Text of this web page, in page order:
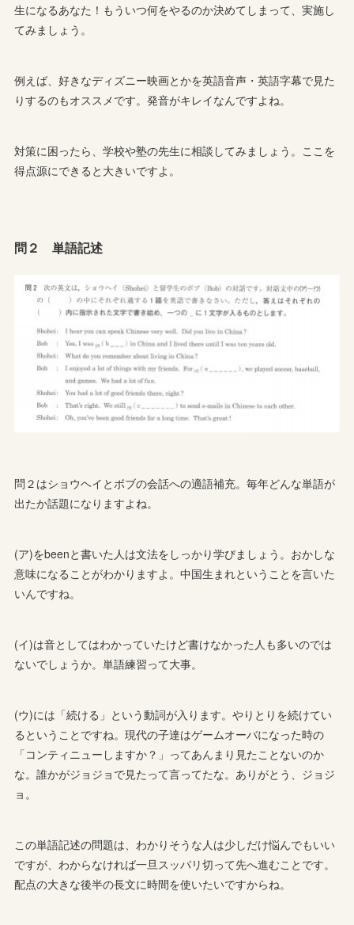
生になるあなた！もういつ何をやるのか決めてしまって、実施し
てみましょう。
例えば、好きなディズニー映画とかを英語音声・英語字幕で見た
りするのもオススメです。発音がキレイなんですよね。
対策に困ったら、学校や塾の先生に相談してみましょう。ここを
得点源にできると大きいですよ。
問２ 単語記述
問２はショウヘイとボブの会話への適語補充。毎年どんな単語が
出たか話題になりますよね。
(ア)をbeenと書いた人は文法をしっかり学びましょう。おかしな
意味になることがわかりますよ。中国生まれということを言いた
いんですね。
(イ)は音としてはわかっていたけど書けなかった人も多いのでは
ないでしょうか。単語練習って大事。
(ウ)には「続ける」という動詞が入ります。やりとりを続けてい
るということですね。現代の子達はゲームオーバになった時の
「コンティニューしますか？」ってあんまり見たことないのか
な。誰かがジョジョで見たって言ってたな。ありがとう、ジョジ
ョ。
この単語記述の問題は、わかりそうな人は少しだけ悩んでもいい
ですが、わからなければ一旦スッパリ切って先へ進むことです。
配点の大きな後半の長文に時間を使いたいですからね。